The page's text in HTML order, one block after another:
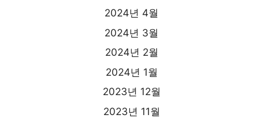
2024년 4월
2024년 3월
2024년 2월
2024년 1월
2023년 12월
2023년 11월